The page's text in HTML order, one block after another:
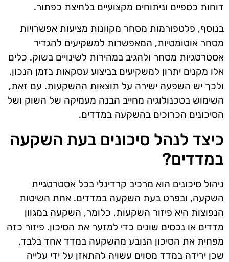
דוחות כספיים וניתוחים מקצועיים בלחיצת כפתור.
בנוסף, פלטפורמות מסחר מקוונות מציעות אפשרויות
מסחר אוטומטיות, המאפשרות למשקיעים להגדיר
אסטרטגיות מסחר ולהגיב במהירות לשינויים בשוק. כלים
אלו מקנים יתרון למשקיעים בביצוע עסקאות בזמן הנכון,
ולכך יש השפעה ישירה על תוצאות ההשקעות. עם זאת,
השימוש בטכנולוגיה מחייב הבנה מעמיקה של השוק ושל
הסיכונים הכרוכים בהשקעה במדדים.
כיצד לנהל סיכונים בעת השקעה
במדדים?
ניהול סיכונים הוא מרכיב קרדינלי בכל אסטרטגיית
השקעה, ובפרט בעת השקעה במדדים. אחת השיטות
הנפוצות היא פיזור השקעות, כלומר, השקעה במגוון
מדדים או נכסים שונים כדי למזער את הסיכון. פיזור כזה
מפחית את הסיכון הנובע מהשקעה במדד אחד בלבד,
שכן ירידה במדד מסוים עשויה להתאזן על ידי עלייה